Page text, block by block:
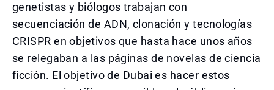
genetistas y biólogos trabajan con
secuenciación de ADN, clonación y tecnologías
CRISPR en objetivos que hasta hace unos años
se relegaban a las páginas de novelas de ciencia
ficción. El objetivo de Dubai es hacer estos